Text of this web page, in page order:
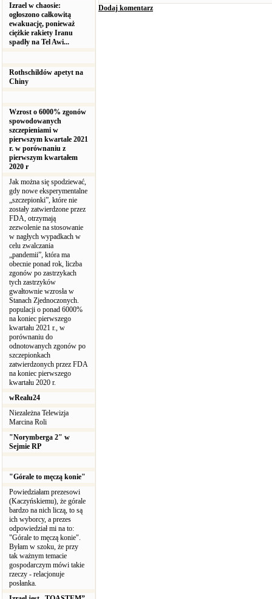
Izrael w chaosie:
ogłoszono całkowitą
ewakuację, ponieważ
ciężkie rakiety Iranu
spadły na Tel Awi...
Rothschildów apetyt na
Chiny
Wzrost o 6000% zgonów
spowodowanych
szczepieniami w
pierwszym kwartale 2021
r. w porównaniu z
pierwszym kwartałem
2020 r
Jak można się spodziewać,
gdy nowe eksperymentalne
„szczepionki”, które nie
zostały zatwierdzone przez
FDA, otrzymają
zezwolenie na stosowanie
w nagłych wypadkach w
celu zwalczania
„pandemii”, która ma
obecnie ponad rok, liczba
zgonów po zastrzykach
tych zastrzyków
gwałtownie wzrosła w
Stanach Zjednoczonych.
populacji o ponad 6000%
na koniec pierwszego
kwartału 2021 r., w
porównaniu do
odnotowanych zgonów po
szczepionkach
zatwierdzonych przez FDA
na koniec pierwszego
kwartału 2020 r.
wRealu24
Niezależna Telewizja
Marcina Roli
"Norymberga 2" w
Sejmie RP
"Górale to męczą konie"
Powiedziałam prezesowi
(Kaczyńskiemu), że górale
bardzo na nich liczą, to są
ich wyborcy, a prezes
odpowiedział mi na to:
"Górale to męczą konie".
Byłam w szoku, że przy
tak ważnym temacie
gospodarczym mówi takie
rzeczy - relacjonuje
posłanka.
Dodaj komentarz